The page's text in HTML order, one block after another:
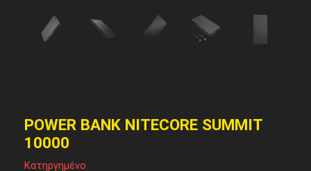
POWER BANK NITECORE SUMMIT
10000
Κατηργημένο